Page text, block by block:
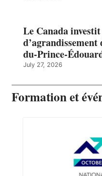
Le Canada
du-Prince-
July 27, 2026
Formation et